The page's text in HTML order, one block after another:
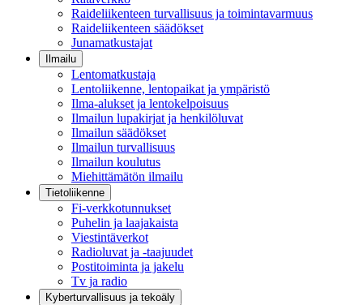
Raideliikenteen turvallisuus ja toimintavarmuus
Raideliikenteen säädökset
Junamatkustajat
Ilmailu
Lentomatkustaja
Lentoliikenne, lentopaikat ja ympäristö
Ilma-alukset ja lentokelpoisuus
Ilmailun lupakirjat ja henkilöluvat
Ilmailun säädökset
Ilmailun turvallisuus
Ilmailun koulutus
Miehittämätön ilmailu
Tietoliikenne
Fi-verkkotunnukset
Puhelin ja laajakaista
Viestintäverkot
Radioluvat ja -taajuudet
Postitoiminta ja jakelu
Tv ja radio
Kyberturvallisuus ja tekoäly